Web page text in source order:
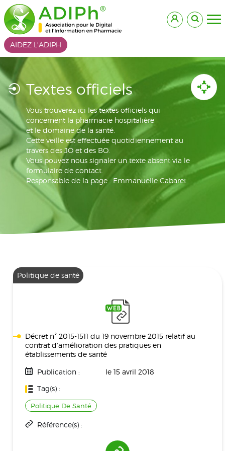
AIDEZ L'ADIPH
Textes officiels
Vous trouverez ici les textes officiels qui
concernent la pharmacie hospitalière
et le domaine de la santé.
Cette veille est effectuée quotidiennement au
travers des JO et des BO.
Vous pouvez nous signaler un texte absent via le
formulaire de contact.
Responsable de la page : Emmanuelle Cabaret
Politique de santé
Décret n° 2015-1511 du 19 novembre 2015 relatif au
contrat d'amélioration des pratiques en
établissements de santé
Publication :
le 15 avril 2018
Tag(s) :
Politique De Santé
Référence(s) :